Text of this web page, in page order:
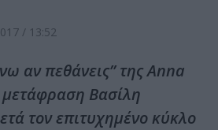
/ 13:52
αν πεθάνεις” της Anna
Βασίλη
τον επιτυχημένο κύκλο